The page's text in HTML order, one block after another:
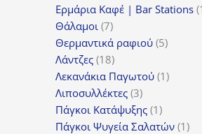
προϊόντα
Ερμάρια Καφέ | Bar Stations
Θάλαμοι 77
προϊόντα
Θερμαντικά ραφιού 55
Λάντζες 1818
προϊόντα
Λεκανάκια Παγωτού 11
Λιποσυλλέκτες 33
προϊόντα
Πάγκοι Κατάψυξης 11
προϊόν
Πάγκοι Ψυγεία Σαλατών 11